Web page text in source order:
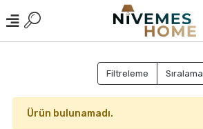
Filtreleme Sıralama
Ürün bulunamadı.